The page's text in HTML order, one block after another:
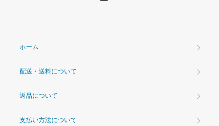
ホーム
配送・送料について
返品について
支払い方法について